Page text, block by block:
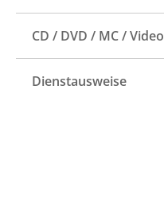
CD / DVD / MC / Video
Dienstausweise